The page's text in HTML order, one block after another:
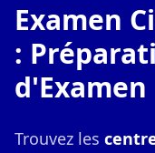
Examen
:
d'Examen
Trouvez les